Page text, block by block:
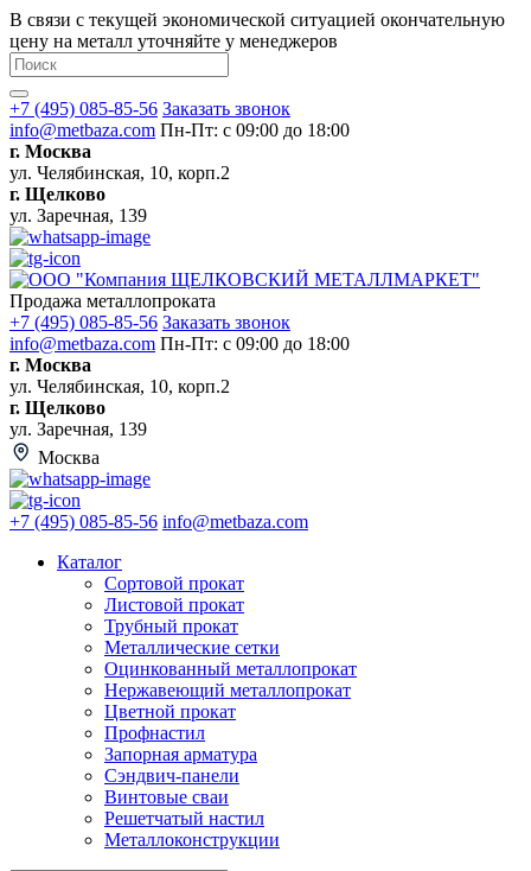
В связи с текущей экономической ситуацией окончательную
цену на металл уточняйте у менеджеров
+7 (495) 085-85-56 Заказать звонок
info@metbaza.com Пн-Пт: с 09:00 до 18:00
г. Москва
ул. Челябинская, 10, корп.2
г. Щелково
ул. Заречная, 139
Продажа металлопроката
+7 (495) 085-85-56 Заказать звонок
info@metbaza.com Пн-Пт: с 09:00 до 18:00
г. Москва
ул. Челябинская, 10, корп.2
г. Щелково
ул. Заречная, 139
Москва
+7 (495) 085-85-56 info@metbaza.com
Каталог
Сортовой прокат
Листовой прокат
Трубный прокат
Металлические сетки
Оцинкованный металлопрокат
Нержавеющий металлопрокат
Цветной прокат
Профнастил
Запорная арматура
Сэндвич-панели
Винтовые сваи
Решетчатый настил
Металлоконструкции